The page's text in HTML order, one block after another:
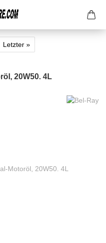
Letzter »
20W50. 4L